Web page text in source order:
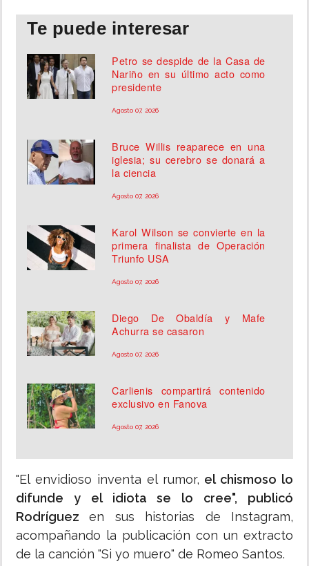
Te puede interesar
Petro se despide de la Casa de
Nariño en su último acto como
presidente
Agosto 07, 2026
Bruce Willis reaparece en una
iglesia; su cerebro se donará a
la ciencia
Agosto 07, 2026
Karol Wilson se convierte en la
primera finalista de Operación
Triunfo USA
Agosto 07, 2026
Diego De Obaldía y Mafe
Achurra se casaron
Agosto 07, 2026
Carlienis compartirá contenido
exclusivo en Fanova
Agosto 07, 2026
"El envidioso inventa el rumor, el chismoso lo
difunde y el idiota se lo cree", publicó
Rodríguezen sus historias de Instagram,
acompañando la publicación con un extracto
de la canción "Si yo muero" de Romeo Santos.